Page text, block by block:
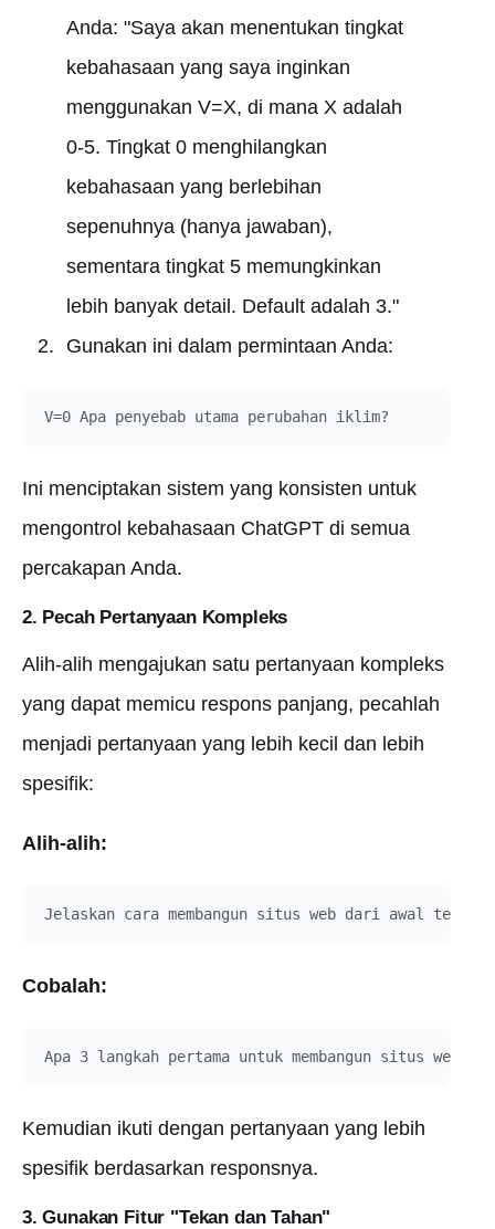
Anda: "Saya akan menentukan tingkat
kebahasaan yang saya inginkan
menggunakan V=X, di mana X adalah
0-5. Tingkat 0 menghilangkan
kebahasaan yang berlebihan
sepenuhnya (hanya jawaban),
sementara tingkat 5 memungkinkan
lebih banyak detail. Default adalah 3."
Gunakan ini dalam permintaan Anda:
Ini menciptakan sistem yang konsisten untuk
mengontrol kebahasaan ChatGPT di semua
percakapan Anda.
2. Pecah Pertanyaan Kompleks
Alih-alih mengajukan satu pertanyaan kompleks
yang dapat memicu respons panjang, pecahlah
menjadi pertanyaan yang lebih kecil dan lebih
spesifik:
Alih-alih:
Cobalah:
Kemudian ikuti dengan pertanyaan yang lebih
spesifik berdasarkan responsnya.
3. Gunakan Fitur "Tekan dan Tahan"